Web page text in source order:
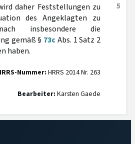
5
daher Feststellungen zu
des Angeklagten zu
insbesondere die
gemäß § 73cAbs. 1 Satz 2
haben.
Nummer: HRRS 2014 Nr. 263
Bearbeiter: Karsten Gaede